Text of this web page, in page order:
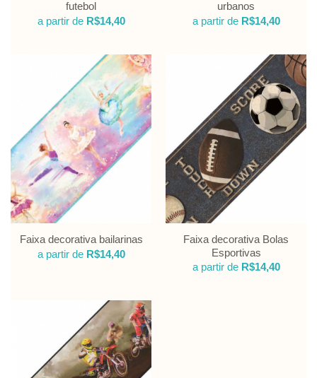
futebol
a partir de R$14,40
urbanos
a partir de R$14,40
Faixa decorativa bailarinas
a partir de R$14,40
Faixa decorativa Bolas
Esportivas
a partir de R$14,40